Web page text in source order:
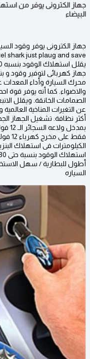
جهاز الكترونى يوفر من
البيضاء
جهاز الكترونى يوفر وقود
shark just plaug and save
يقلل استهلاك الوقود بنسبه 10% الى 30% حسب نوع السياره واسلوب
جهاز كهربائى لتوفير وقود
محرك السيارة وأداء
والاضواء. كما أنه يوفر قوة
الصمامات الخانقة. ويقلل
عن التغيرات المناخية
أكثر نظافة. تشغيل الجهاز
الكيلومترات فى استهلاك
أطول للبطارية / سهل
السياره